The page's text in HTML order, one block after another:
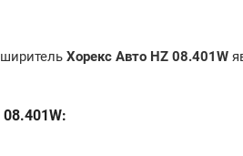
Хорекс Авто HZ 08.401W